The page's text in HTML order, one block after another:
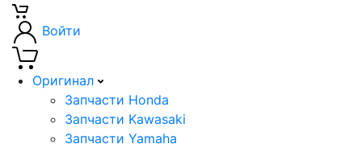
Войти
Оригинал
Запчасти Honda
Запчасти Kawasaki
Запчасти Yamaha